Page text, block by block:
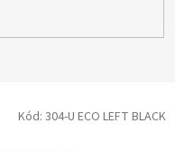
Kód: 304-U ECO LEFT BLACK